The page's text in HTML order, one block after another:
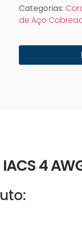
Categorias:
de Aço
4